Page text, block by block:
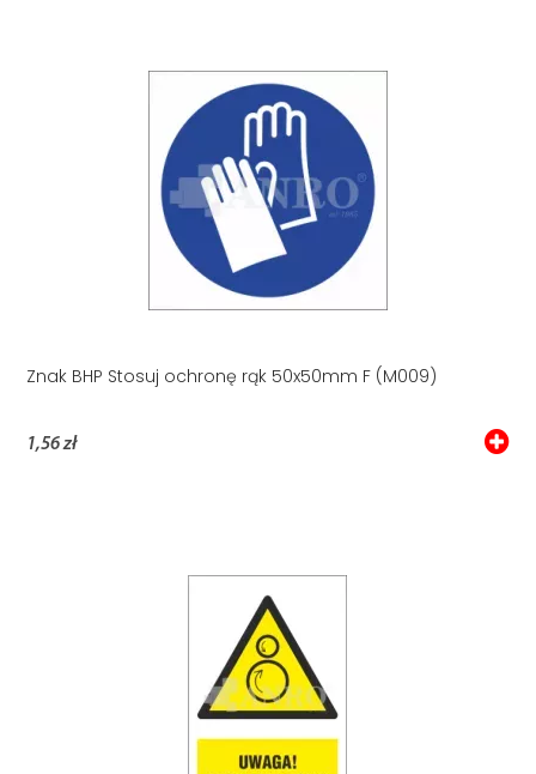
Znak BHP Stosuj ochronę rąk 50x50mm F (M009)
1,56 zł